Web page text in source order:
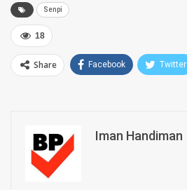
Senpi
18
Share Facebook Twitter
Iman Handiman